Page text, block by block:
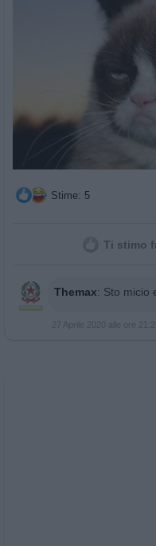
Stime: 5
Ti stimo
Themax: Sto micio
27 Aprile 2020 alle ore